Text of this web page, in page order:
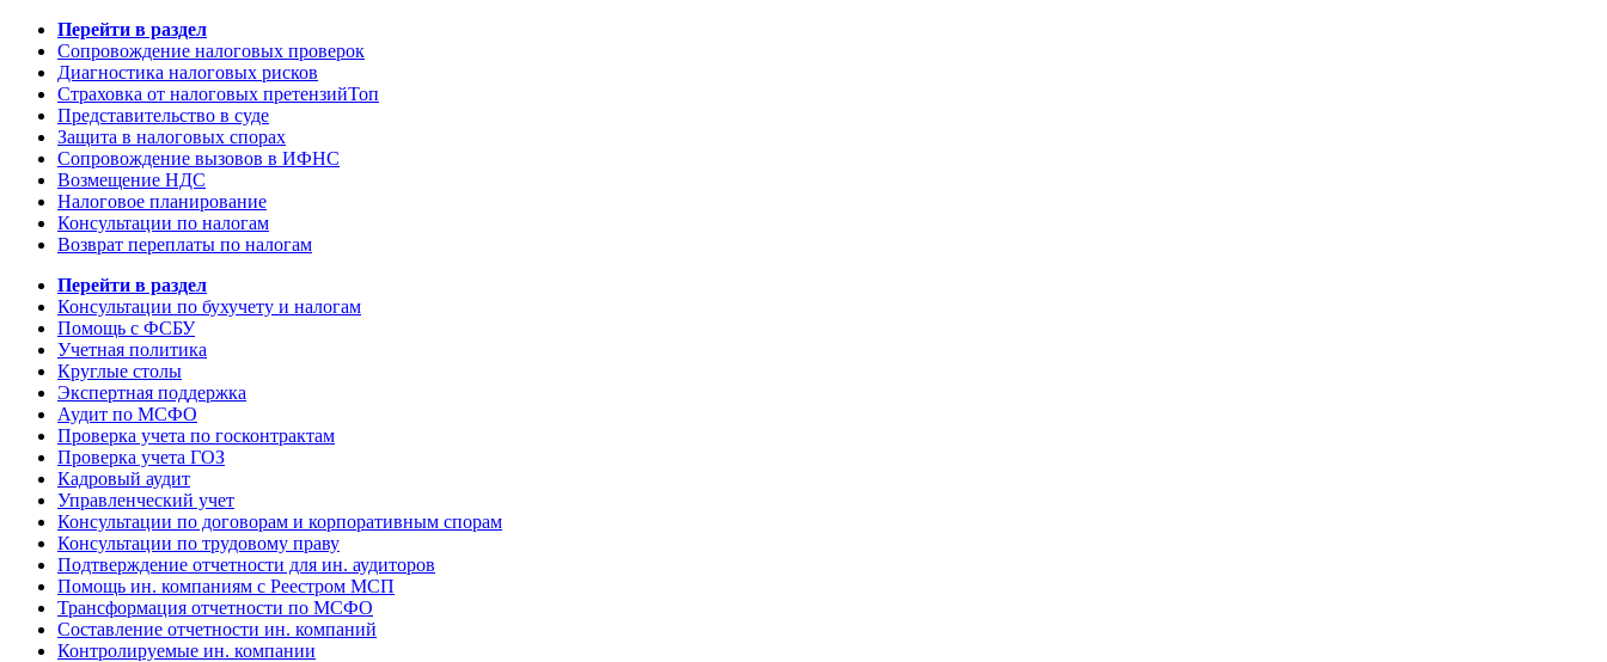
Перейти в раздел
Сопровождение налоговых проверок
Диагностика налоговых рисков
Страховка от налоговых претензийТоп
Представительство в суде
Защита в налоговых спорах
Сопровождение вызовов в ИФНС
Возмещение НДС
Налоговое планирование
Консультации по налогам
Возврат переплаты по налогам
Перейти в раздел
Консультации по бухучету и налогам
Помощь с ФСБУ
Учетная политика
Круглые столы
Экспертная поддержка
Аудит по МСФО
Проверка учета по госконтрактам
Проверка учета ГОЗ
Кадровый аудит
Управленческий учет
Консультации по договорам и корпоративным спорам
Консультации по трудовому праву
Подтверждение отчетности для ин. аудиторов
Помощь ин. компаниям с Реестром МСП
Трансформация отчетности по МСФО
Составление отчетности ин. компаний
Контролируемые ин. компании